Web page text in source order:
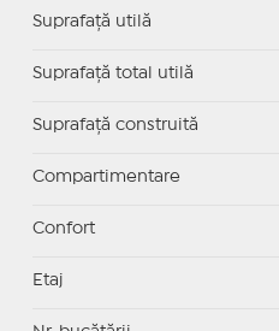
Suprafaţă utilă
Suprafaţă total utilă
Suprafaţă construită
Compartimentare
Confort
Etaj